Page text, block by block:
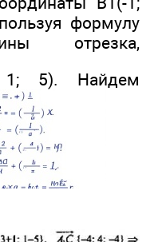
формулу
отрезка,
5). Найдем